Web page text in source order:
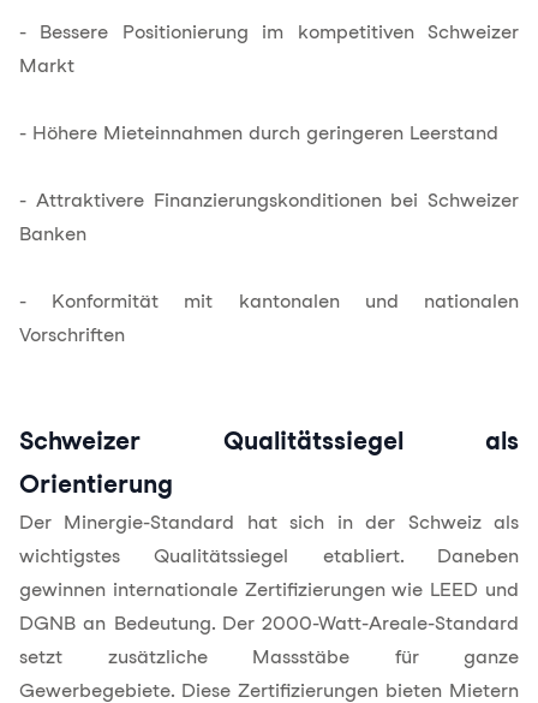
- Bessere Positionierung im kompetitiven Schweizer
Markt
- Höhere Mieteinnahmen durch geringeren Leerstand
- Attraktivere Finanzierungskonditionen bei Schweizer
Banken
- Konformität mit kantonalen und nationalen
Vorschriften
Schweizer Qualitätssiegel als
Orientierung
Der Minergie-Standard hat sich in der Schweiz als
wichtigstes Qualitätssiegel etabliert. Daneben
gewinnen internationale Zertifizierungen wie LEED und
DGNB an Bedeutung. Der 2000-Watt-Areale-Standard
setzt zusätzliche Massstäbe für ganze
Gewerbegebiete. Diese Zertifizierungen bieten Mietern